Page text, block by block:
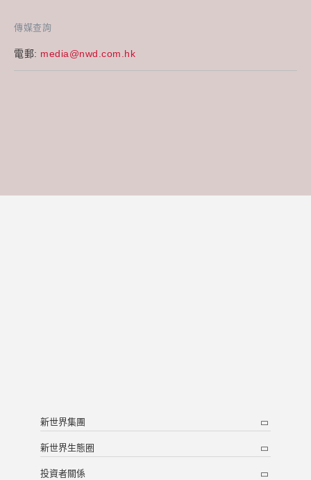
傳媒查詢
電郵: media@nwd.com.hk
新世界集團
新世界生態圈
投資者關係